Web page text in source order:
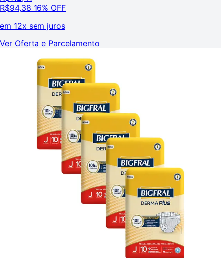
R$94,38 16% OFF
em 12x sem juros
Ver Oferta e Parcelamento